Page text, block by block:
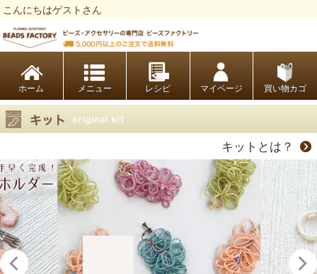
こんにちはゲストさん
ホーム レシピ マイページ 買い物カゴ
キット
キットとは？